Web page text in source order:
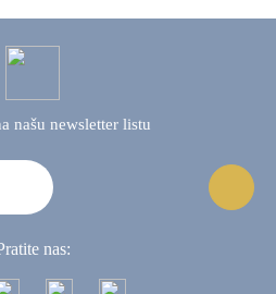
našu newsletter listu
nas: